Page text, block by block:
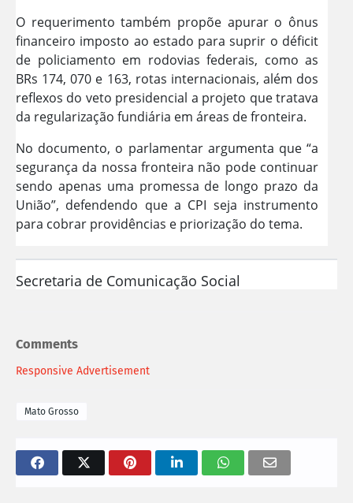
O requerimento também propõe apurar o ônus
financeiro imposto ao estado para suprir o déficit
de policiamento em rodovias federais, como as
BRs 174, 070 e 163, rotas internacionais, além dos
reflexos do veto presidencial a projeto que tratava
da regularização fundiária em áreas de fronteira.
No documento, o parlamentar argumenta que “a
segurança da nossa fronteira não pode continuar
sendo apenas uma promessa de longo prazo da
União”, defendendo que a CPI seja instrumento
para cobrar providências e priorização do tema.
Secretaria de Comunicação Social
Comments
Responsive Advertisement
Mato Grosso